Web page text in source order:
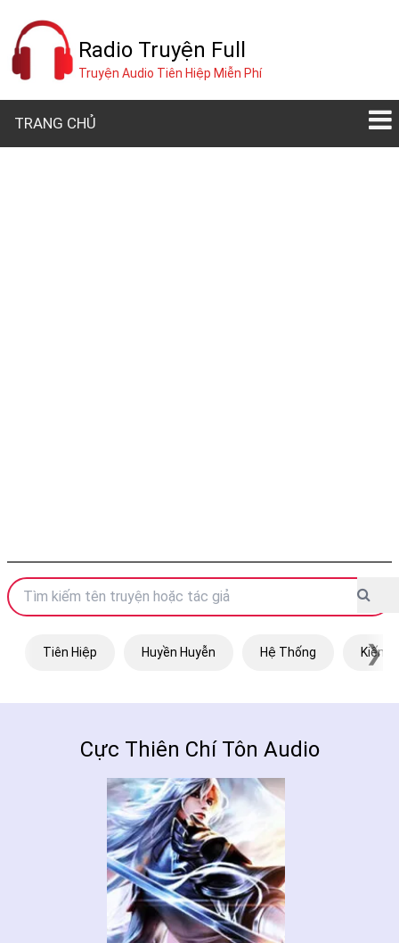
Radio Truyện Full
Truyện Audio Tiên Hiệp Miễn Phí
TRANG CHỦ
Tiên Hiệp Huyền Huyễn Hệ Thống Kiếm
❯
Cực Thiên Chí Tôn Audio